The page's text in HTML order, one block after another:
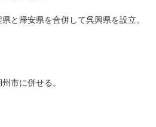
県と帰安県を合併して呉興県を設立。
市に併せる。